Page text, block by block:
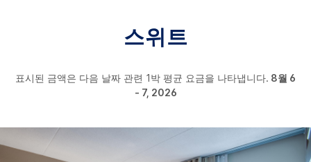
스위트
표시된 금액은 다음 날짜 관련 1박 평균 요금을 나타냅니다. 8월 6
- 7, 2026